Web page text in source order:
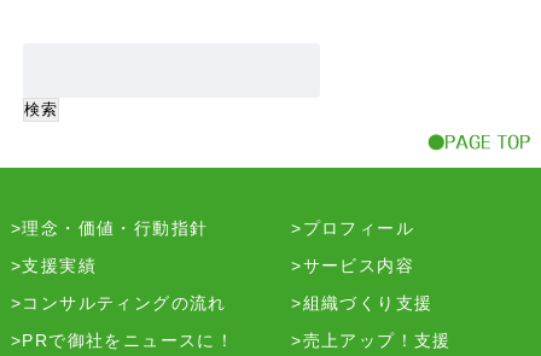
理念・価値・行動指針
プロフィール
支援実績
サービス内容
コンサルティングの流れ
組織づくり支援
PRで御社をニュースに！
売上アップ！支援